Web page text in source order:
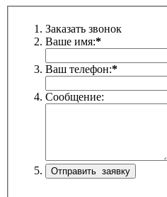
Заказать звонок
Ваше имя:*
Ваш телефон:*
Сообщение: